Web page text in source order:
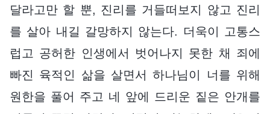
달라고만 할 뿐, 진리를 거들떠보지 않고 진리
를 살아 내길 갈망하지 않는다. 더욱이 고통스
럽고 공허한 인생에서 벗어나지 못한 채 죄에
빠진 육적인 삶을 살면서 하나님이 너를 위해
원한을 풀어 주고 네 앞에 드리운 짙은 안개를